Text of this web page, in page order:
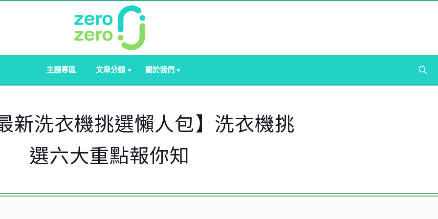
主題專區 文章分類 關於我們
新洗衣機挑選懶人包】洗衣機挑
選六大重點報你知